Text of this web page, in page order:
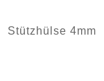
Stützhülse 4mm